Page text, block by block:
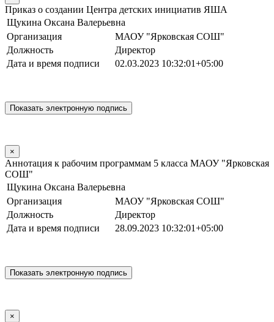
Приказ о создании Центра детских инициатив ЯША
Щукина Оксана Валерьевна
Организация
МАОУ "Ярковская СОШ"
Должность
Директор
Дата и время подписи
02.03.2023 10:32:01+05:00
×
Аннотация к рабочим программам 5 класса МАОУ "Ярковская
СОШ"
Щукина Оксана Валерьевна
Организация
МАОУ "Ярковская СОШ"
Должность
Директор
Дата и время подписи
28.09.2023 10:32:01+05:00
×